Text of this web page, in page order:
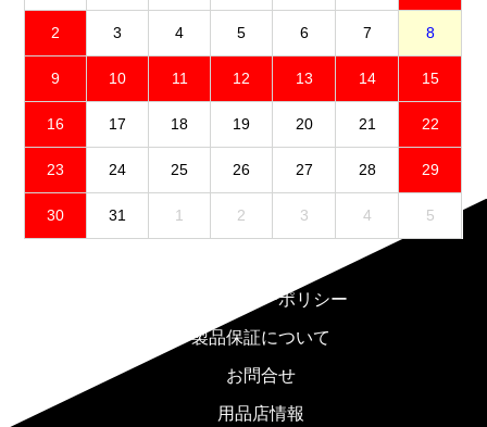
2 3 4 5 6 7 8
9 10 11 12 13 14 15
16 17 18 19 20 21 22
23 24 25 26 27 28 29
30 31 1 2 3 4 5
プライバシーポリシー
製品保証について
お問合せ
用品店情報